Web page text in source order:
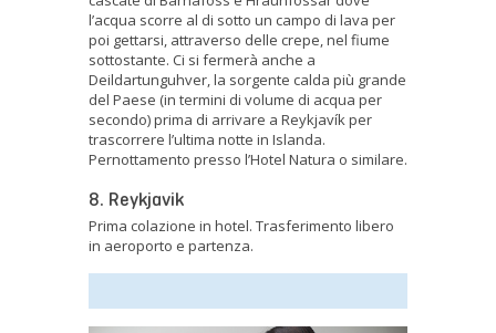
l’acqua scorre al di sotto un campo di lava per
poi gettarsi, attraverso delle crepe, nel fiume
sottostante. Ci si fermerà anche a
Deildartunguhver, la sorgente calda più grande
del Paese (in termini di volume di acqua per
secondo) prima di arrivare a Reykjavík per
trascorrere l’ultima notte in Islanda.
Pernottamento presso l’Hotel Natura o similare.
8. Reykjavik
Prima colazione in hotel. Trasferimento libero
in aeroporto e partenza.